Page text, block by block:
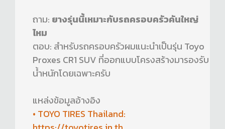
ถาม: ยางรุ่นนี้เหมาะกับรถครอบครัวคันใหญ่
ไหม
ตอบ: สำหรับรถครอบครัวผมแนะนำเป็นรุ่น Toyo
Proxes CR1 SUV ที่ออกแบบโครงสร้างมารองรับ
น้ำหนักโดยเฉพาะครับ
แหล่งข้อมูลอ้างอิง
• TOYO TIRES Thailand: